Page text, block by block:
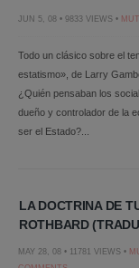
JUN 5, 08 • 9833 VIEWS •
Todo un clásico sobre el
estatismo», de Larry
¿Quién pensaban los
dueño y controlador de la
ser el Estado?...
LA DOCTRINA DE
ROTHBARD
MAY 28, 08 • 11781 VIEWS •